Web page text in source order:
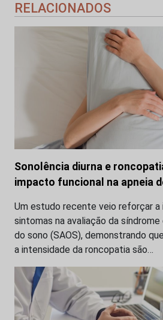
RELACIONADOS
Sonolência diurna e
impacto funcional na apneia
Um estudo recente veio reforçar a
sintomas na avaliação da
do sono (SAOS), demonstrando
a intensidade da roncopatia são…